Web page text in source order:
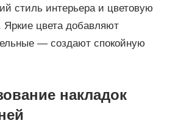
стиль интерьера и цветовую
Яркие цвета добавляют
— создают спокойную
накладок